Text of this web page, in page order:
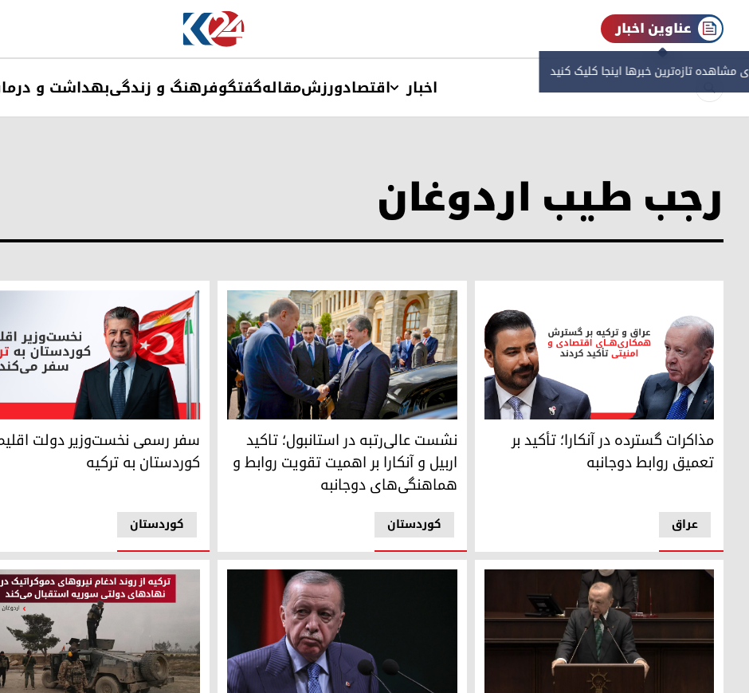
عناوین اخبار
مشاهده‌ تازه‌ترین خبرها اینجا کلیک کنید
اخبار اقتصادورزشمقالهگفتگوفرهنگ و زندگیبهداشت و
رجب طیب اردوغان
مذاکرات گسترده در آنکارا؛ تأکید بر تعمیق روابط دوجانبه
عراق
مذاکرات گسترده در آنکارا؛ تأکید بر
تعمیق روابط دوجانبه
دیدار مسرور بارزانی و رجب طیب اردوغان در استانبول
کوردستان
نشست عالی‌رتبه در استانبول؛ تاکید
اربیل و آنکارا بر اهمیت تقویت روابط و
هماهنگی‌های دوجانبه
سفر رسمی نخست‌وزیر دولت اقلیم
کوردستان
سفر رسمی نخست‌وزیر دولت
کوردستان به ترکیه